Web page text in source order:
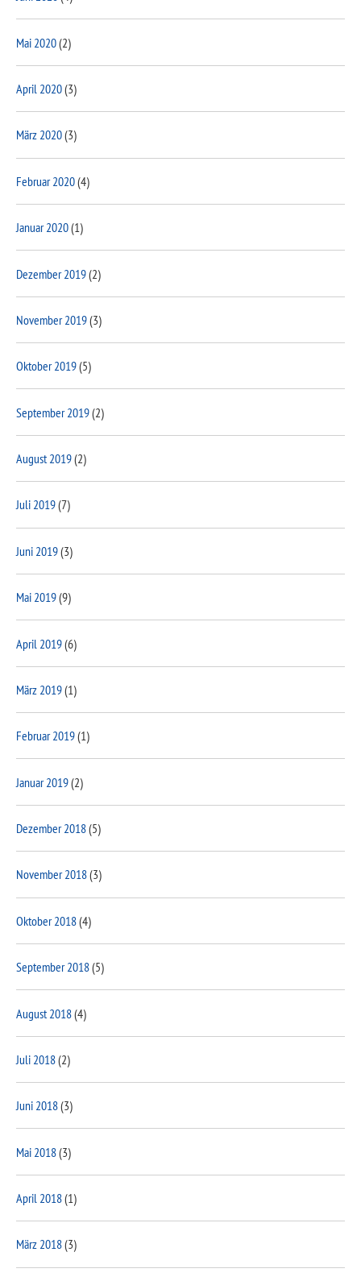
Mai 2020(2)
April 2020(3)
März 2020(3)
Februar 2020(4)
Januar 2020(1)
Dezember 2019(2)
November 2019(3)
Oktober 2019(5)
September 2019(2)
August 2019(2)
Juli 2019(7)
Juni 2019(3)
Mai 2019(9)
April 2019(6)
März 2019(1)
Februar 2019(1)
Januar 2019(2)
Dezember 2018(5)
November 2018(3)
Oktober 2018(4)
September 2018(5)
August 2018(4)
Juli 2018(2)
Juni 2018(3)
Mai 2018(3)
April 2018(1)
März 2018(3)